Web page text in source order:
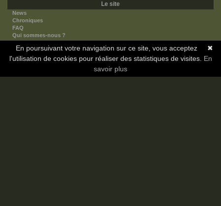
Le site
News
Chroniques
FAQ
Qui sommes-nous ?
Nos partenaires
Faites-nous connaitre
Nous contacter
✖
En poursuivant votre navigation sur ce site, vous acceptez
l'utilisation de cookies pour réaliser des statistiques de visites. En
savoir plus